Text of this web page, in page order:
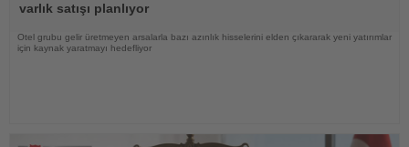
varlık satışı planlıyor
Otel grubu gelir üretmeyen arsalarla bazı azınlık hisselerini elden çıkararak yeni yatırımlar
için kaynak yaratmayı hedefliyor